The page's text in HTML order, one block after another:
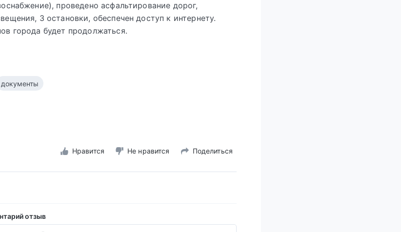
проведено асфальтирование дорог,
3 остановки, обеспечен доступ к интернету.
города будет продолжаться.
документы
Нравится Не нравится Поделиться
отзыв